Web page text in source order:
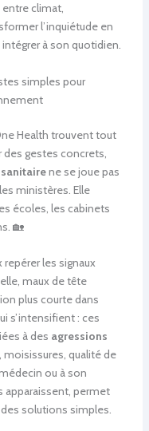
climat,
l’inquiétude en
à son quotidien.
simples pour
Health trouvent tout
des gestes concrets,
ne se joue pas
ministères. Elle
écoles, les cabinets
🏡
les signaux
maux de tête
plus courte dans
s’intensifient : ces
à des agressions
moisissures, qualité de
ou à son
permet
solutions simples.